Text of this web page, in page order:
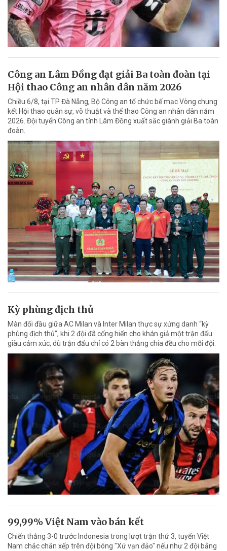
Công an Lâm Đồng đạt giải Ba toàn đoàn tại
Hội thao Công an nhân dân năm 2026
Chiều 6/8, tại TP Đà Nẵng, Bộ Công an tổ chức bế mạc Vòng chung
kết Hội thao quân sự, võ thuật và thể thao Công an nhân dân năm
2026. Đội tuyển Công an tỉnh Lâm Đồng xuất sắc giành giải Ba toàn
đoàn.
Kỳ phùng địch thủ
Màn đối đầu giữa AC Milan và Inter Milan thực sự xứng danh “kỳ
phùng địch thủ”, khi 2 đội đã cống hiến cho khán giả một trận đấu
giàu cảm xúc, dù trận đấu chỉ có 2 bàn thắng chia đều cho mỗi đội.
99,99% Việt Nam vào bán kết
Chiến thắng 3-0 trước Indonesia trong lượt trận thứ 3, tuyển Việt
Nam chắc chắn xếp trên đội bóng "Xứ vạn đảo" nếu như 2 đội bằng